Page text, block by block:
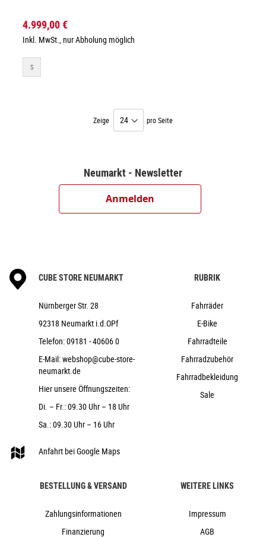
4.999,00 €
Inkl. MwSt., nur Abholung möglich
S
Zeige pro Seite
Neumarkt - Newsletter
Anmelden
CUBE STORE NEUMARKT
Nürnberger Str. 28
92318 Neumarkt i.d.OPf
Telefon:09181 - 40606 0
E-Mail:webshop@cube-store-
neumarkt.de
Hier unsere Öffnungszeiten:
Di. – Fr.: 09.30 Uhr – 18 Uhr
Sa.: 09.30 Uhr – 16 Uhr
Anfahrt bei Google Maps
RUBRIK
Fahrräder
E-Bike
Fahrradteile
Fahrradzubehör
Fahrradbekleidung
Sale
BESTELLUNG & VERSAND
Zahlungsinformationen
Finanzierung
WEITERE LINKS
Impressum
AGB